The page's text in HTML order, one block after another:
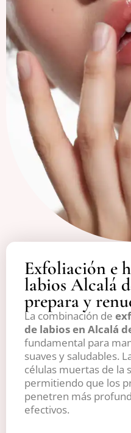
Exfoliación e
labios Alcalá
prepara y
La combinación de
de labios en Alcalá
fundamental para
suaves y saludables.
células muertas de la
permitiendo que los
penetren más
efectivos.